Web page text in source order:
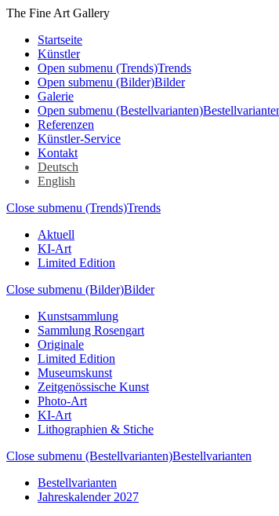
The Fine Art Gallery
Startseite
Künstler
Open submenu (Trends)Trends
Open submenu (Bilder)Bilder
Galerie
Open submenu (Bestellvarianten)
Referenzen
Künstler-Service
Kontakt
Deutsch
English
Close submenu (Trends)Trends
Aktuell
KI-Art
Limited Edition
Close submenu (Bilder)Bilder
Kunstsammlung
Sammlung Rosengart
Originale
Limited Edition
Museumskunst
Zeitgenössische Kunst
Photo-Art
KI-Art
Lithographien & Stiche
Close submenu (Bestellvarianten)Bestellvarianten
Bestellvarianten
Jahreskalender 2027